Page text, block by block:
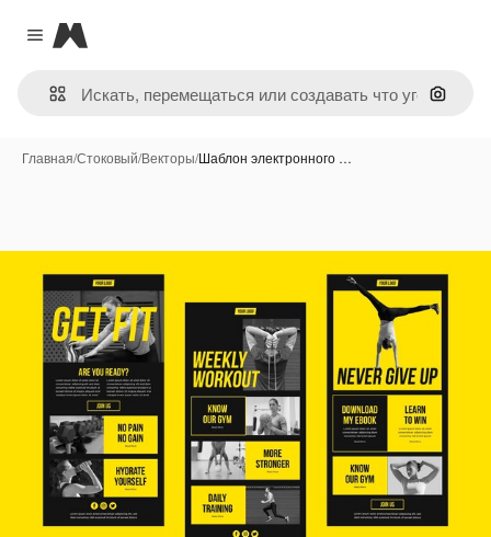
Close menu
Magnific
Поиск
Главная/Стоковый/Векторы/Шаблон электронного …